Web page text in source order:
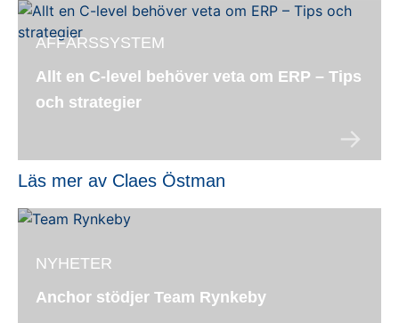
AFFÄRSSYSTEM
Allt en C-level behöver veta om ERP – Tips
och strategier
Läs mer av Claes Östman
NYHETER
Anchor stödjer Team Rynkeby